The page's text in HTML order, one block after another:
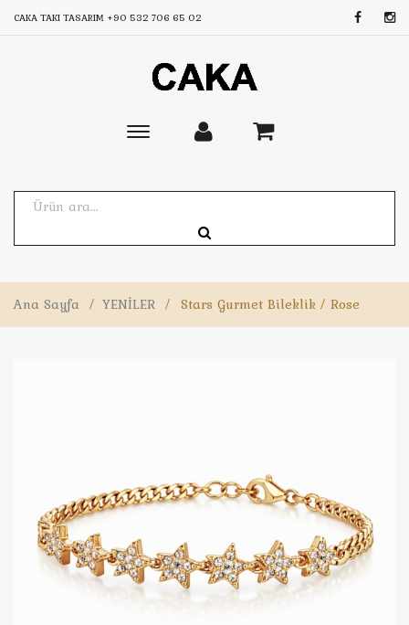
CAKA TAKI TASARIM +90 532 706 65 02
Toggle
Ana Sayfa / YENİLER / Stars Gurmet Bileklik / Rose